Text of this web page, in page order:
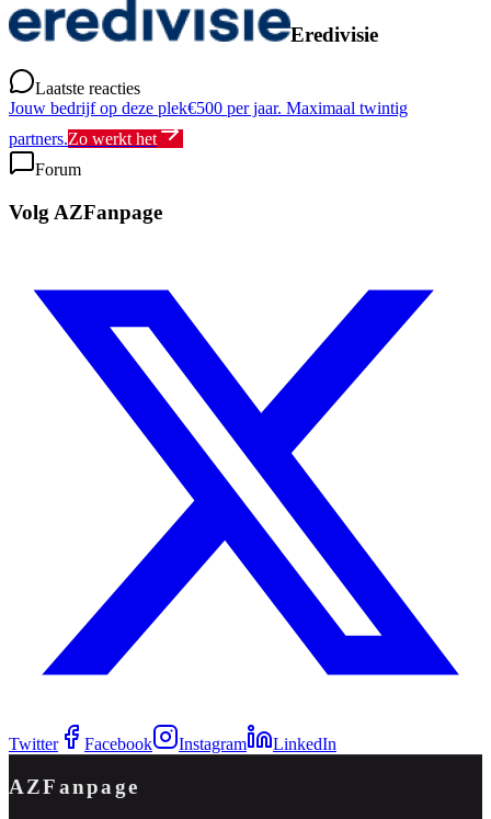
Eredivisie
Laatste reacties
Jouw bedrijf op deze plek€500 per jaar. Maximaal twintig
partners.Zo werkt het
Forum
Volg AZFanpage
Twitter Facebook Instagram LinkedIn
AZFanpage